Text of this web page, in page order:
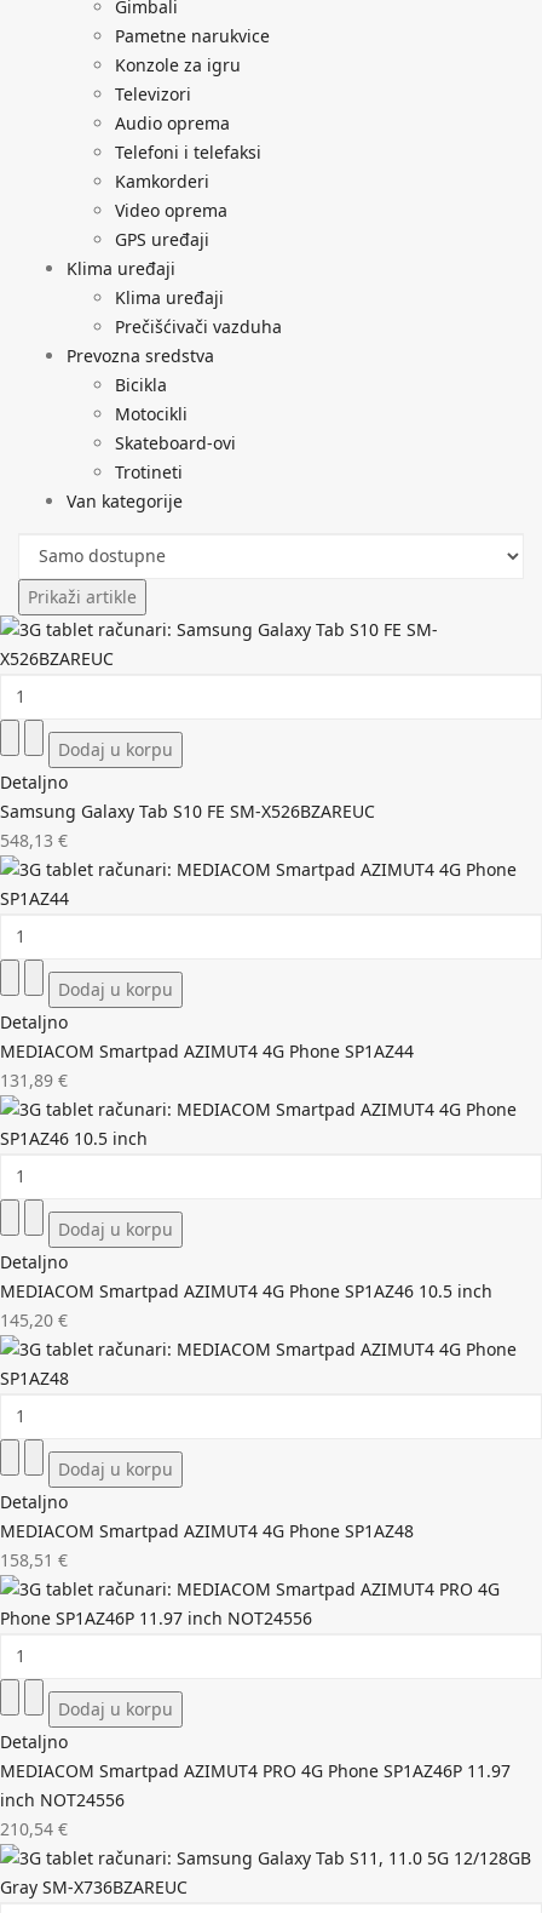
Gimbali
Pametne narukvice
Konzole za igru
Televizori
Audio oprema
Telefoni i telefaksi
Kamkorderi
Video oprema
GPS uređaji
Klima uređaji
Klima uređaji
Prečišćivači vazduha
Prevozna sredstva
Bicikla
Motocikli
Skateboard-ovi
Trotineti
Van kategorije
Detaljno
Samsung Galaxy Tab S10 FE SM-X526BZAREUC
548,13 €
Detaljno
MEDIACOM Smartpad AZIMUT4 4G Phone SP1AZ44
131,89 €
Detaljno
MEDIACOM Smartpad AZIMUT4 4G Phone SP1AZ46 10.5 inch
145,20 €
Detaljno
MEDIACOM Smartpad AZIMUT4 4G Phone SP1AZ48
158,51 €
Detaljno
MEDIACOM Smartpad AZIMUT4 PRO 4G Phone SP1AZ46P 11.97
inch NOT24556
210,54 €